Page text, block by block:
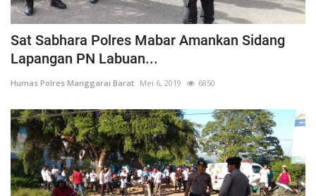
Sat Sabhara Polres Mabar Amankan Sidang
Lapangan PN Labuan...
Humas Polres Manggarai Barat Mei 6, 2019 6850